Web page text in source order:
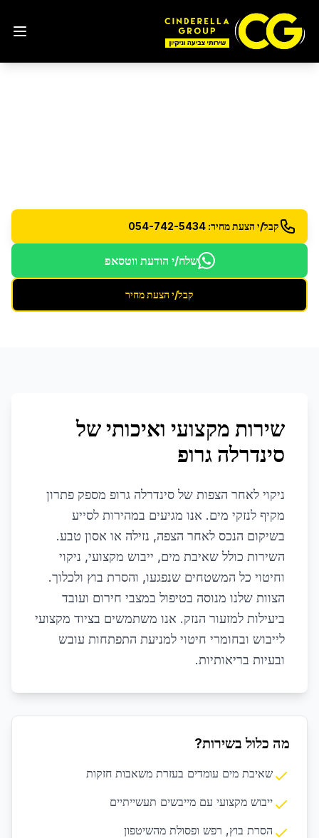
קבל/י הצעת מחיר: 054-742-5434
שלח/י הודעת ווטסאפ
קבל/י הצעת מחיר
שירות מקצועי ואיכותי של
סינדרלה גרופ
ניקוי לאחר הצפות של סינדרלה גרופ מספק פתרון
מקיף לנזקי מים. אנו מגיעים במהירות לסייע
בשיקום הנכס לאחר הצפה, נזילה או אסון טבע.
השירות כולל שאיבת מים, ייבוש מקצועי, ניקוי
וחיטוי כל המשטחים שנפגעו, והסרת בוץ ולכלוך.
הצוות שלנו מנוסה בטיפול במצבי חירום ועובד
ביעילות למזעור הנזק. אנו משתמשים בציוד מקצועי
לייבוש ובחומרי חיטוי למניעת התפתחות עובש
ובעיות בריאותיות.
מה כלול בשירות?
שאיבת מים עומדים בעזרת משאבות חזקות
ייבוש מקצועי עם מייבשים תעשייתיים
הסרת בוץ, רפש ופסולת מהשיטפון